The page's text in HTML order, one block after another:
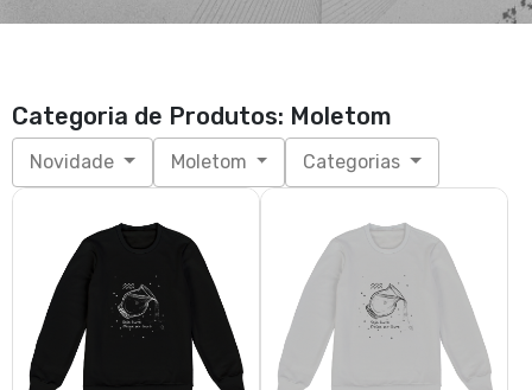
R$ 180,00
3x de R$ 60,00sem juros
R$ 180,00
3x de R$ 60,00sem juros